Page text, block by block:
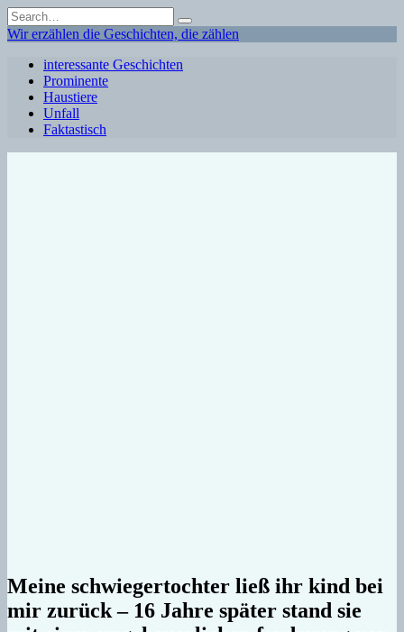
Skip
to
content
Search
for:
Wir erzählen die Geschichten, die zählen
interessante Geschichten
Prominente
Haustiere
Unfall
Faktastisch
Meine schwiegertochter ließ ihr kind bei
mir zurück – 16 Jahre später stand sie